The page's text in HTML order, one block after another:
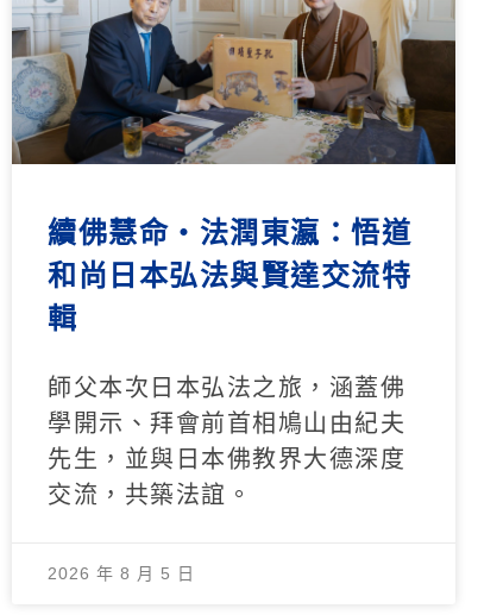
續佛慧命‧法潤東瀛：悟道
和尚日本弘法與賢達交流特
輯
師父本次日本弘法之旅，涵蓋佛
學開示、拜會前首相鳩山由紀夫
先生，並與日本佛教界大德深度
交流，共築法誼。
2026 年 8 月 5 日